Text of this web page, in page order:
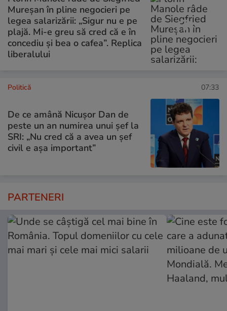
Mureșan în pline negocieri pe
legea salarizării: „Sigur nu e pe
plajă. Mi-e greu să cred că e în
concediu și bea o cafea”. Replica
liberalului
Politică 07:33
De ce amână Nicușor Dan de
peste un an numirea unui șef la
SRI: „Nu cred că a avea un şef
civil e așa important”
PARTENERI